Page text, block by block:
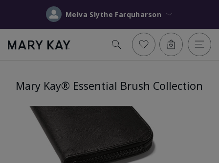
Melva Slythe Farquharson
Mary Kay® Essential Brush Collection